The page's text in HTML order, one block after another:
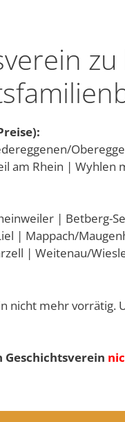
am Rhein | Wyhlen
| Betberg-
| Mappach/
| Weitenau/
nicht mehr vorrätig.
Geschichtsverein